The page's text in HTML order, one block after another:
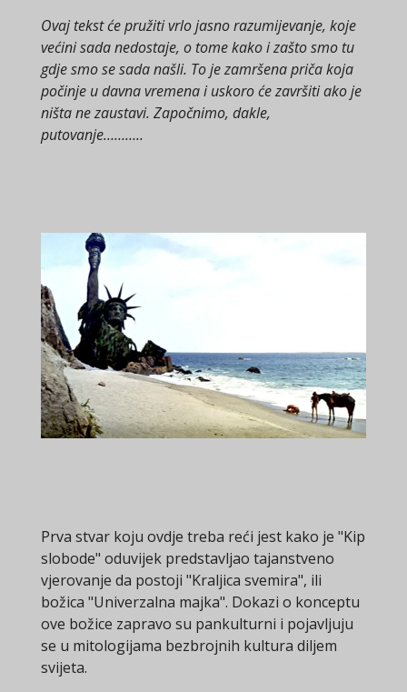
Ovaj tekst će pružiti vrlo jasno razumijevanje, koje
većini sada nedostaje, o tome kako i zašto smo tu
gdje smo se sada našli. To je zamršena priča koja
počinje u davna vremena i uskoro će završiti ako je
ništa ne zaustavi. Započnimo, dakle,
putovanje………..
Prva stvar koju ovdje treba reći jest kako je "Kip
slobode" oduvijek predstavljao tajanstveno
vjerovanje da postoji "Kraljica svemira", ili
božica "Univerzalna majka". Dokazi o konceptu
ove božice zapravo su pankulturni i pojavljuju
se u mitologijama bezbrojnih kultura diljem
svijeta.